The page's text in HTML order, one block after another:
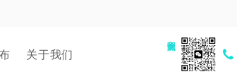
关于我们